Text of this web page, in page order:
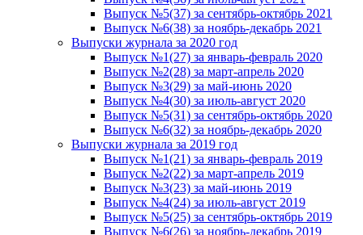
Выпуск №5(37) за сентябрь-октябрь 2021
Выпуск №6(38) за ноябрь-декабрь 2021
Выпуски журнала за 2020 год
Выпуск №1(27) за январь-февраль 2020
Выпуск №2(28) за март-апрель 2020
Выпуск №3(29) за май-июнь 2020
Выпуск №4(30) за июль-август 2020
Выпуск №5(31) за сентябрь-октябрь 2020
Выпуск №6(32) за ноябрь-декабрь 2020
Выпуски журнала за 2019 год
Выпуск №1(21) за январь-февраль 2019
Выпуск №2(22) за март-апрель 2019
Выпуск №3(23) за май-июнь 2019
Выпуск №4(24) за июль-август 2019
Выпуск №5(25) за сентябрь-октябрь 2019
Выпуск №6(26) за ноябрь-декабрь 2019